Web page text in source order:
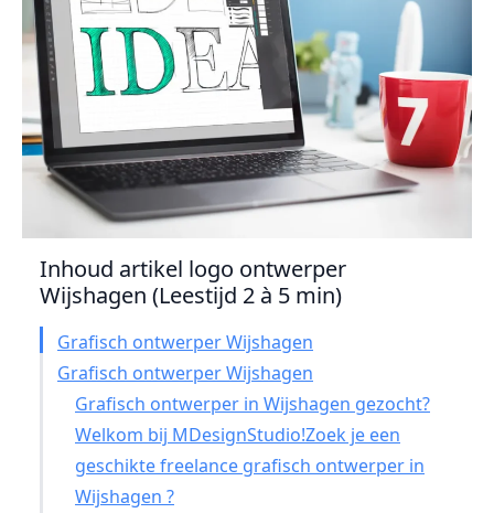
Inhoud artikel logo ontwerper
Wijshagen (Leestijd 2 à 5 min)
Grafisch ontwerper Wijshagen
Grafisch ontwerper Wijshagen
Grafisch ontwerper in Wijshagen gezocht?
Welkom bij MDesignStudio!Zoek je een
geschikte freelance grafisch ontwerper in
Wijshagen ?